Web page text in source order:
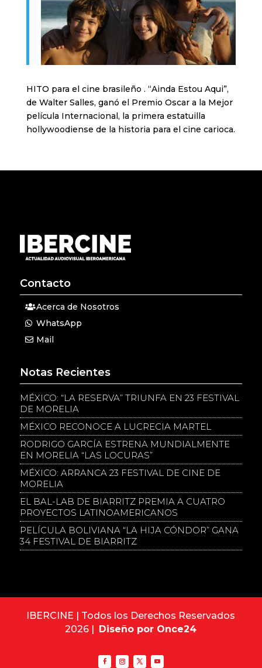
HITO para el cine brasileño . “Ainda Estou Aqui”,
de Walter Salles, ganó el Premio Oscar a la Mejor
película Internacional, la primera estatuilla
hollywoodiense de la historia para el cine carioca.
Contacto
Acerca de Nosotros
WhatsApp
Mail
Notas Recientes
MÉXICO: “LA RESERVA” TRIUNFA EN 23 FESTIVAL
DE MORELIA
MÉXICO RECONOCE A LUCRECIA MARTEL
RODRIGO GARCÍA ESTRENA MUNDIALMENTE
EN MORELIA “LAS LOCURAS”
MÉXICO: ARRANCA 23 FESTIVAL DE CINE DE
MORELIA
EL BAL-LAB DE BIARRITZ PREMIA A CUATRO
PROYECTOS LATINOAMERICANOS
PELÍCULA BOLIVIANA “LA HIJA CÓNDOR” GANA
34 FESTIVAL DE BIARRITZ
IBERCINE | Todos los Derechos Reservados
2026 | Diseño por Once24